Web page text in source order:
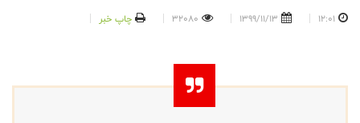
12:01
1399/11/13
32080 چاپ خبر